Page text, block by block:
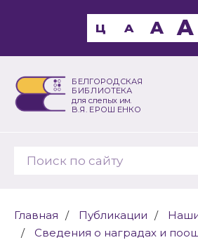
БЕЛГОРОДСКАЯ
БИБЛИОТЕКА
для слепых им.
В.Я. ЕРОШЕНКО
Ц A A A
Главная Публикации
Сведения о наградах и